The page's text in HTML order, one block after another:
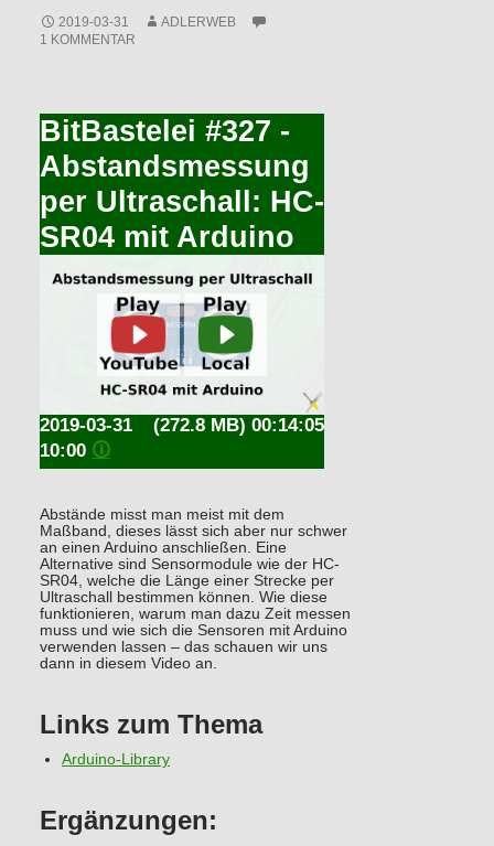
2019-03-31
ADLERWEB
1 KOMMENTAR
BitBastelei #327 -
Abstandsmessung
per Ultraschall: HC-
SR04 mit Arduino
(272.8 MB) 00:14:05
2019-03-31
10:00 🛈
Abstände misst man meist mit dem
Maßband, dieses lässt sich aber nur schwer
an einen Arduino anschließen. Eine
Alternative sind Sensormodule wie der HC-
SR04, welche die Länge einer Strecke per
Ultraschall bestimmen können. Wie diese
funktionieren, warum man dazu Zeit messen
muss und wie sich die Sensoren mit Arduino
verwenden lassen – das schauen wir uns
dann in diesem Video an.
Links zum Thema
Arduino-Library
Ergänzungen: